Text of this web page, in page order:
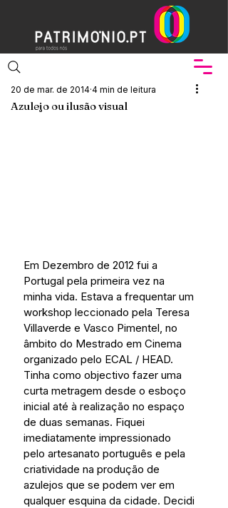
Azulejo ou ilusão visual
20 de mar. de 2014 4 min de leitura
Em Dezembro de 2012 fui a
Portugal pela primeira vez na
minha vida. Estava a frequentar um
workshop leccionado pela Teresa
Villaverde e Vasco Pimentel, no
âmbito do Mestrado em Cinema
organizado pelo ECAL / HEAD.
Tinha como objectivo fazer uma
curta metragem desde o esboço
inicial até à realização no espaço
de duas semanas. Fiquei
imediatamente impressionado
pelo artesanato português e pela
criatividade na produção de
azulejos que se podem ver em
qualquer esquina da cidade. Decidi